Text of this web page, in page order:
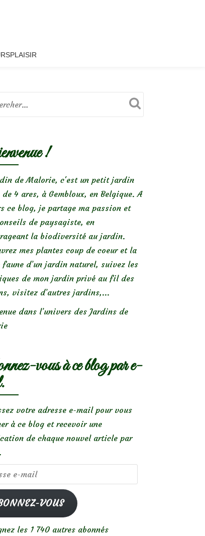
!
de Malorie, c'est un petit jardin
4 ares, à Gembloux, en Belgique. A
ce blog, je partage ma passion et
de paysagiste, en
la biodiversité au jardin.
mes plantes coup de coeur et la
d’un jardin naturel, suivez les
de mon jardin privé au fil des
visitez d’autres jardins,...
dans l’univers des Jardins de
vous à ce blog par e-
votre adresse e-mail pour vous
à ce blog et recevoir une
de chaque nouvel article par
VOUS
les 1 740 autres abonnés